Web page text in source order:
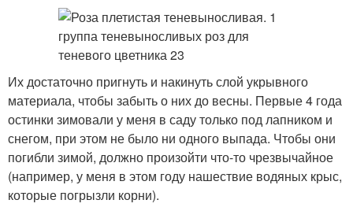
Их достаточно пригнуть и накинуть слой укрывного
материала, чтобы забыть о них до весны. Первые 4 года
остинки зимовали у меня в саду только под лапником и
снегом, при этом не было ни одного выпада. Чтобы они
погибли зимой, должно произойти что-то чрезвычайное
(например, у меня в этом году нашествие водяных крыс,
которые погрызли корни).